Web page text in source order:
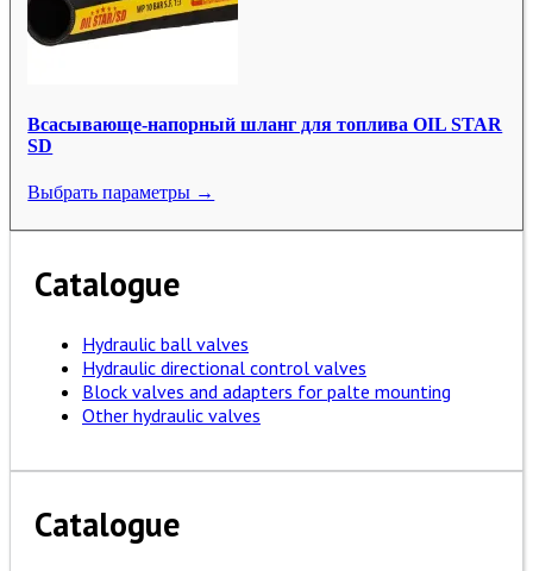
Всасывающе-напорный шланг для топлива OIL STAR
SD
Выбрать параметры →
Catalogue
Hydraulic ball valves
Hydraulic directional control valves
Block valves and adapters for palte mounting
Other hydraulic valves
Catalogue